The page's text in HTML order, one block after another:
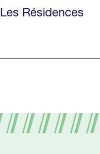
Les Résidences